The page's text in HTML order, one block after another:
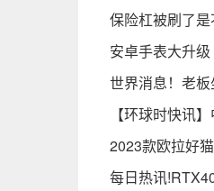
保险杠被刷了是
安卓手表大升
世界消息！老
【环球时快讯
2023款欧拉好
每日热讯